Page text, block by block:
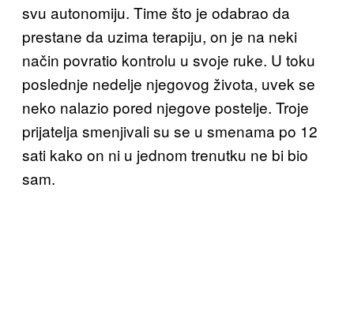
svu autonomiju. Time što je odabrao da
prestane da uzima terapiju, on je na neki
način povratio kontrolu u svoje ruke. U toku
poslednje nedelje njegovog života, uvek se
neko nalazio pored njegove postelje. Troje
prijatelja smenjivali su se u smenama po 12
sati kako on ni u jednom trenutku ne bi bio
sam.